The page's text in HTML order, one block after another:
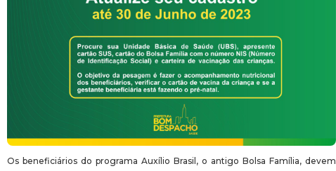
Os beneficiários do programa Auxílio Brasil, o antigo Bolsa Família, devem